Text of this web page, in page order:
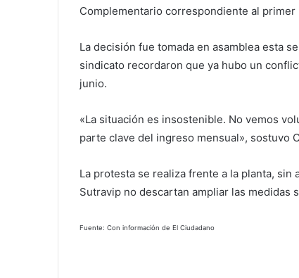
Complementario correspondiente al primer
La decisión fue tomada en asamblea esta
sindicato recordaron que ya hubo un
junio.
«La situación es insostenible. No vemos
parte clave del ingreso mensual», sostuvo
La protesta se realiza frente a la planta,
Sutravip no descartan ampliar las medidas
Fuente: Con información de El Ciudadano